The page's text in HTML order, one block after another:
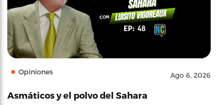
Opiniones Ago 6, 2026
Asmáticos y el polvo del Sahara